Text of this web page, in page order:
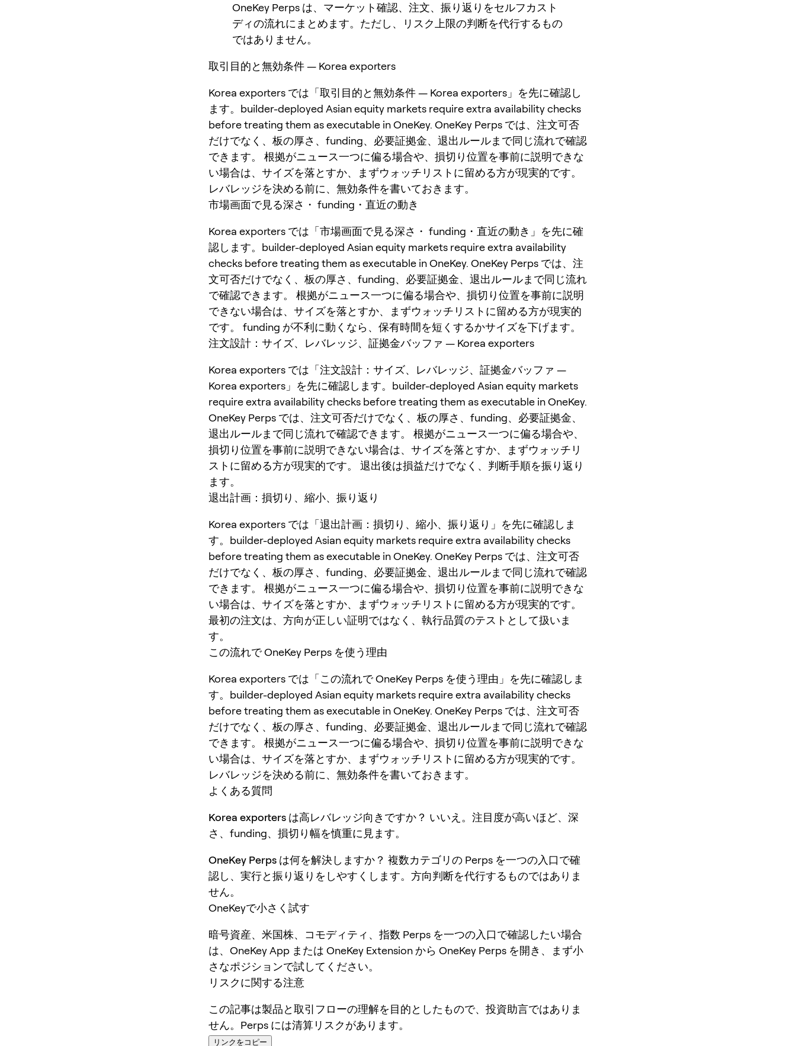
OneKey Perps は、マーケット確認、注文、振り返りをセルフカスト
ディの流れにまとめます。ただし、リスク上限の判断を代行するもの
ではありません。
取引目的と無効条件 — Korea exporters
Korea exporters では「取引目的と無効条件 — Korea exporters」を先に確認し
ます。builder-deployed Asian equity markets require extra availability checks
before treating them as executable in OneKey. OneKey Perps では、注文可否
だけでなく、板の厚さ、funding、必要証拠金、退出ルールまで同じ流れで確認
できます。 根拠がニュース一つに偏る場合や、損切り位置を事前に説明できな
い場合は、サイズを落とすか、まずウォッチリストに留める方が現実的です。
レバレッジを決める前に、無効条件を書いておきます。
市場画面で見る深さ・ funding・直近の動き
Korea exporters では「市場画面で見る深さ・ funding・直近の動き」を先に確
認します。builder-deployed Asian equity markets require extra availability
checks before treating them as executable in OneKey. OneKey Perps では、注
文可否だけでなく、板の厚さ、funding、必要証拠金、退出ルールまで同じ流れ
で確認できます。 根拠がニュース一つに偏る場合や、損切り位置を事前に説明
できない場合は、サイズを落とすか、まずウォッチリストに留める方が現実的
です。 funding が不利に動くなら、保有時間を短くするかサイズを下げます。
注文設計：サイズ、レバレッジ、証拠金バッファ — Korea exporters
Korea exporters では「注文設計：サイズ、レバレッジ、証拠金バッファ —
Korea exporters」を先に確認します。builder-deployed Asian equity markets
require extra availability checks before treating them as executable in OneKey.
OneKey Perps では、注文可否だけでなく、板の厚さ、funding、必要証拠金、
退出ルールまで同じ流れで確認できます。 根拠がニュース一つに偏る場合や、
損切り位置を事前に説明できない場合は、サイズを落とすか、まずウォッチリ
ストに留める方が現実的です。 退出後は損益だけでなく、判断手順を振り返り
ます。
退出計画：損切り、縮小、振り返り
Korea exporters では「退出計画：損切り、縮小、振り返り」を先に確認しま
す。builder-deployed Asian equity markets require extra availability checks
before treating them as executable in OneKey. OneKey Perps では、注文可否
だけでなく、板の厚さ、funding、必要証拠金、退出ルールまで同じ流れで確認
できます。 根拠がニュース一つに偏る場合や、損切り位置を事前に説明できな
い場合は、サイズを落とすか、まずウォッチリストに留める方が現実的です。
最初の注文は、方向が正しい証明ではなく、執行品質のテストとして扱いま
す。
この流れで OneKey Perps を使う理由
Korea exporters では「この流れで OneKey Perps を使う理由」を先に確認しま
す。builder-deployed Asian equity markets require extra availability checks
before treating them as executable in OneKey. OneKey Perps では、注文可否
だけでなく、板の厚さ、funding、必要証拠金、退出ルールまで同じ流れで確認
できます。 根拠がニュース一つに偏る場合や、損切り位置を事前に説明できな
い場合は、サイズを落とすか、まずウォッチリストに留める方が現実的です。
レバレッジを決める前に、無効条件を書いておきます。
よくある質問
Korea exporters は高レバレッジ向きですか？ いいえ。注目度が高いほど、深
さ、funding、損切り幅を慎重に見ます。
OneKey Perps は何を解決しますか？ 複数カテゴリの Perps を一つの入口で確
認し、実行と振り返りをしやすくします。方向判断を代行するものではありま
せん。
OneKeyで小さく試す
暗号資産、米国株、コモディティ、指数 Perps を一つの入口で確認したい場合
は、OneKey App または OneKey Extension から OneKey Perps を開き、まず小
さなポジションで試してください。
リスクに関する注意
この記事は製品と取引フローの理解を目的としたもので、投資助言ではありま
せん。Perps には清算リスクがあります。
リンクをコピー